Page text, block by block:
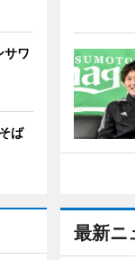
最新ニ
サワ
ば